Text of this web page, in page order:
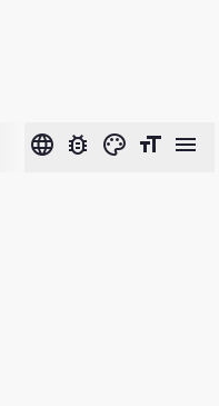
language bug_report color_lens format_size menu